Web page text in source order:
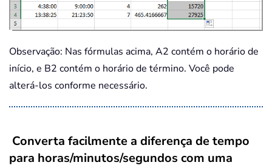
Observação: Nas fórmulas acima, A2 contém o horário de
início, e B2 contém o horário de término. Você pode
alterá-los conforme necessário.
Converta facilmente a diferença de tempo
para horas/minutos/segundos com uma